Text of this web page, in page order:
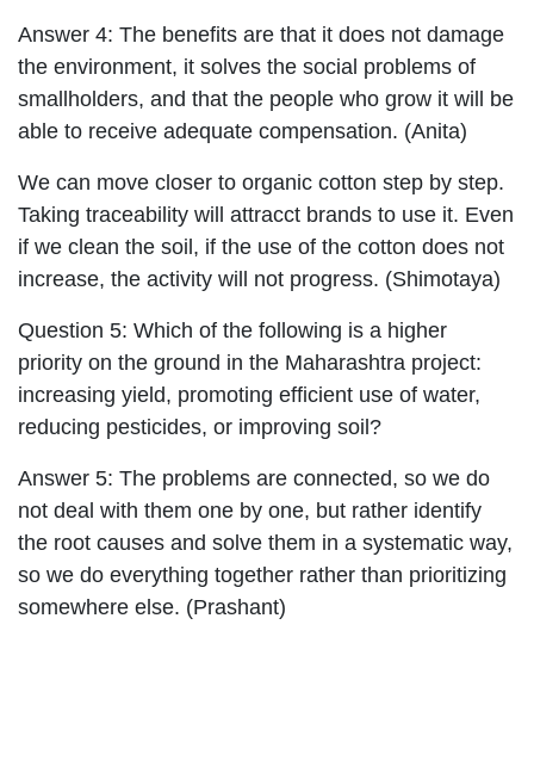
Answer 4: The benefits are that it does not damage
the environment, it solves the social problems of
smallholders, and that the people who grow it will be
able to receive adequate compensation. (Anita)
We can move closer to organic cotton step by step.
Taking traceability will attracct brands to use it. Even
if we clean the soil, if the use of the cotton does not
increase, the activity will not progress. (Shimotaya)
Question 5: Which of the following is a higher
priority on the ground in the Maharashtra project:
increasing yield, promoting efficient use of water,
reducing pesticides, or improving soil?
Answer 5: The problems are connected, so we do
not deal with them one by one, but rather identify
the root causes and solve them in a systematic way,
so we do everything together rather than prioritizing
somewhere else. (Prashant)